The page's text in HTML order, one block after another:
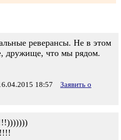
реверансы. Не в этом
дружище, что мы рядом.
18:57
Заявить о